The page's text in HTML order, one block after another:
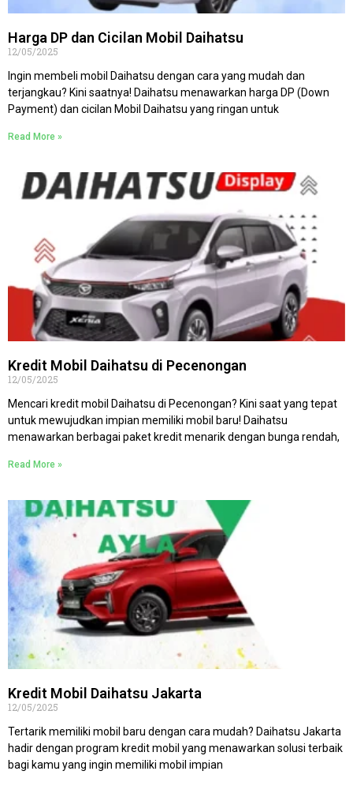
Harga DP dan Cicilan Mobil Daihatsu
12/05/2025
Ingin membeli mobil Daihatsu dengan cara yang mudah dan
terjangkau? Kini saatnya! Daihatsu menawarkan harga DP (Down
Payment) dan cicilan Mobil Daihatsu yang ringan untuk
Read More »
Kredit Mobil Daihatsu di Pecenongan
12/05/2025
Mencari kredit mobil Daihatsu di Pecenongan? Kini saat yang tepat
untuk mewujudkan impian memiliki mobil baru! Daihatsu
menawarkan berbagai paket kredit menarik dengan bunga rendah,
Read More »
Kredit Mobil Daihatsu Jakarta
12/05/2025
Tertarik memiliki mobil baru dengan cara mudah? Daihatsu Jakarta
hadir dengan program kredit mobil yang menawarkan solusi terbaik
bagi kamu yang ingin memiliki mobil impian